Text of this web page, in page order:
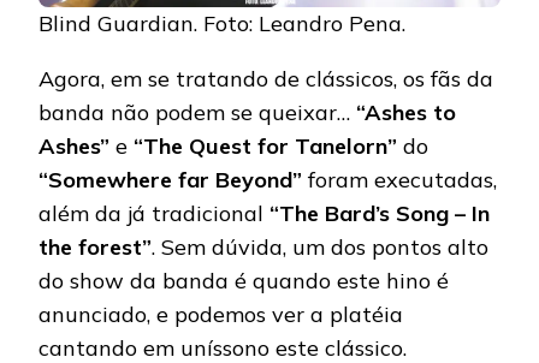
Blind Guardian. Foto: Leandro Pena.
Agora, em se tratando de clássicos, os fãs da
banda não podem se queixar… “Ashes to
Ashes” e “The Quest for Tanelorn” do
“Somewhere far Beyond” foram executadas,
além da já tradicional “The Bard’s Song – In
the forest”. Sem dúvida, um dos pontos alto
do show da banda é quando este hino é
anunciado, e podemos ver a platéia
cantando em uníssono este clássico.